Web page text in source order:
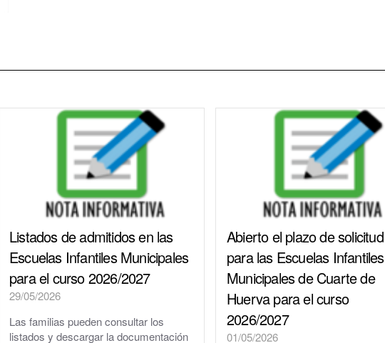
Plaza de toros
Piscinas Municipales
Policía Local
Protección Civil · Agrupación de Voluntarios
Gestión de residuos en el municipio
Rincón Solidario
Comarca Central · Servicios Sociales
Listados de admitidos en las
Escuelas Infantiles Municipales
para el curso 2026/2027
29/05/2026
Las familias pueden consultar los
listados y descargar la documentación
Abierto el plazo de solicitud
para las Escuelas Infantiles
Municipales de Cuarte de
Huerva para el curso
2026/2027
01/05/2026